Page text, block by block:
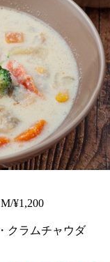
¥1,200
クラムチャウダ